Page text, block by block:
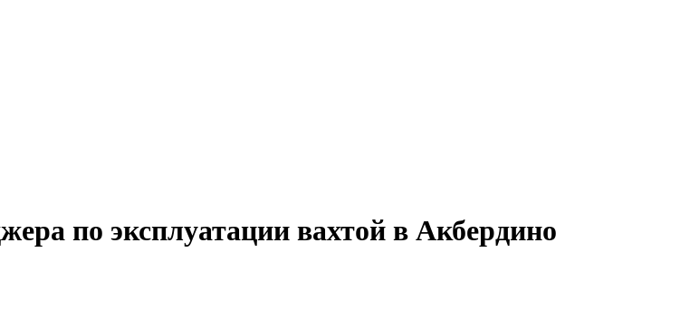
по эксплуатации вахтой в Акбердино